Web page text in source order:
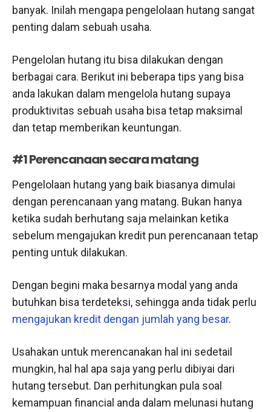
banyak. Inilah mengapa pengelolaan hutang sangat
penting dalam sebuah usaha.
Pengelolan hutang itu bisa dilakukan dengan
berbagai cara. Berikut ini beberapa tips yang bisa
anda lakukan dalam mengelola hutang supaya
produktivitas sebuah usaha bisa tetap maksimal
dan tetap memberikan keuntungan.
#1 Perencanaan secara matang
Pengelolaan hutang yang baik biasanya dimulai
dengan perencanaan yang matang. Bukan hanya
ketika sudah berhutang saja melainkan ketika
sebelum mengajukan kredit pun perencanaan tetap
penting untuk dilakukan.
Dengan begini maka besarnya modal yang anda
butuhkan bisa terdeteksi, sehingga anda tidak perlu
mengajukan kredit dengan jumlah yang besar.
Usahakan untuk merencanakan hal ini sedetail
mungkin, hal hal apa saja yang perlu dibiyai dari
hutang tersebut. Dan perhitungkan pula soal
kemampuan financial anda dalam melunasi hutang